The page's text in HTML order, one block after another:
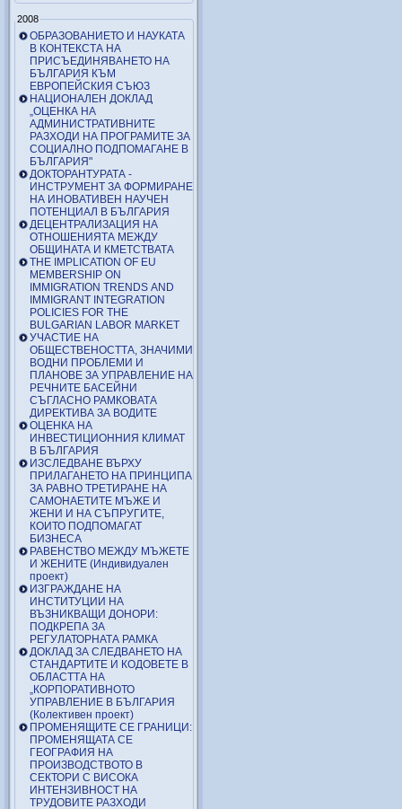
2008
ОБРАЗОВАНИЕТО И НАУКАТА
В КОНТЕКСТА НА
ПРИСЪЕДИНЯВАНЕТО НА
БЪЛГАРИЯ КЪМ
ЕВРОПЕЙСКИЯ СЪЮЗ
НАЦИОНАЛЕН ДОКЛАД
„ОЦЕНКА НА
АДМИНИСТРАТИВНИТЕ
РАЗХОДИ НА ПРОГРАМИТЕ ЗА
СОЦИАЛНО ПОДПОМАГАНЕ В
БЪЛГАРИЯ"
ДОКТОРАНТУРАТА -
ИНСТРУМЕНТ ЗА ФОРМИРАНЕ
НА ИНОВАТИВЕН НАУЧЕН
ПОТЕНЦИАЛ В БЪЛГАРИЯ
ДЕЦЕНТРАЛИЗАЦИЯ НА
ОТНОШЕНИЯТА МЕЖДУ
ОБЩИНАТА И КМЕТСТВАТА
THE IMPLICATION OF EU
MEMBERSHIP ON
IMMIGRATION TRENDS AND
IMMIGRANT INTEGRATION
POLICIES FOR THE
BULGARIAN LABOR MARKET
УЧАСТИЕ НА
ОБЩЕСТВЕНОСТТА, ЗНАЧИМИ
ВОДНИ ПРОБЛЕМИ И
ПЛАНОВЕ ЗА УПРАВЛЕНИЕ НА
РЕЧНИТЕ БАСЕЙНИ
СЪГЛАСНО РАМКОВАТА
ДИРЕКТИВА ЗА ВОДИТЕ
ОЦЕНКА НА
ИНВЕСТИЦИОННИЯ КЛИМАТ
В БЪЛГАРИЯ
ИЗСЛЕДВАНЕ ВЪРХУ
ПРИЛАГАНЕТО НА ПРИНЦИПА
ЗА РАВНО ТРЕТИРАНЕ НА
САМОНАЕТИТЕ МЪЖЕ И
ЖЕНИ И НА СЪПРУГИТЕ,
КОИТО ПОДПОМАГАТ
БИЗНЕСА
РАВЕНСТВО МЕЖДУ МЪЖЕТЕ
И ЖЕНИТЕ (Индивидуален
проект)
ИЗГРАЖДАНЕ НА
ИНСТИТУЦИИ НА
ВЪЗНИКВАЩИ ДОНОРИ:
ПОДКРЕПА ЗА
РЕГУЛАТОРНАТА РАМКА
ДОКЛАД ЗА СЛЕДВАНЕТО НА
СТАНДАРТИТЕ И КОДОВЕТЕ В
ОБЛАСТТА НА
„КОРПОРАТИВНОТО
УПРАВЛЕНИЕ В БЪЛГАРИЯ
(Колективен проект)
ПРОМЕНЯЩИТЕ СЕ ГРАНИЦИ:
ПРОМЕНЯЩАТА СЕ
ГЕОГРАФИЯ НА
ПРОИЗВОДСТВОТО В
СЕКТОРИ С ВИСОКА
ИНТЕНЗИВНОСТ НА
ТРУДОВИТЕ РАЗХОДИ